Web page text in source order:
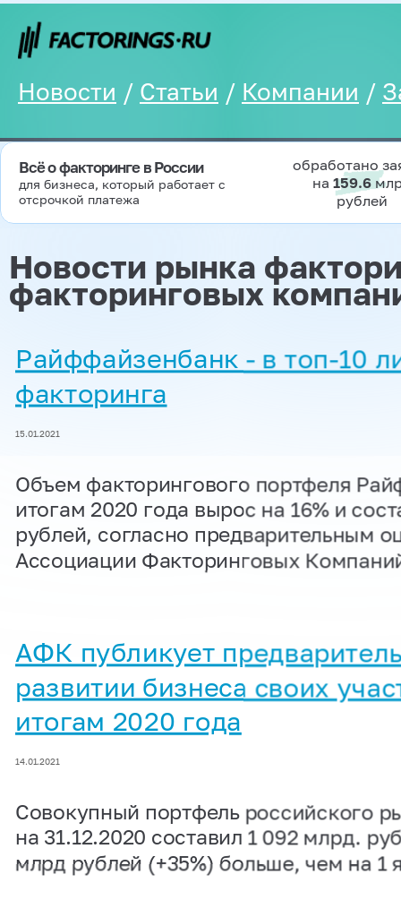
Новости / Статьи / Компании /
Всё о факторинге в России
для бизнеса, который работает с
отсрочкой платежа
обработано
на 159.6
рублей
Новости рынка
факторинговых
Райффайзенбанк - в топ-10
факторинга
15.01.2021
Объем факторингового портфеля
итогам 2020 года вырос на 16% и
рублей, согласно предварительным
Ассоциации Факторинговых
АФК публикует
развитии бизнеса своих
итогам 2020 года
14.01.2021
Совокупный портфель российского
на 31.12.2020 составил 1 092 млрд.
млрд рублей (+35%) больше, чем на 1